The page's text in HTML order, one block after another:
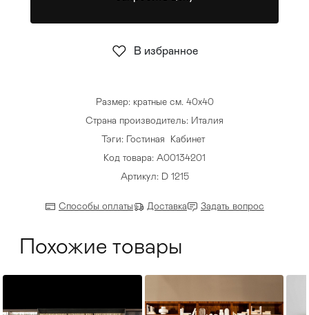
Стулья >
Размер: кратные см. 40х40
Страна производитель: Италия
Тэги: Гостиная Кабинет
Код товара: А00134201
Артикул: D 1215
Способы оплаты Доставка Задать вопрос
В избранное
Похожие товары